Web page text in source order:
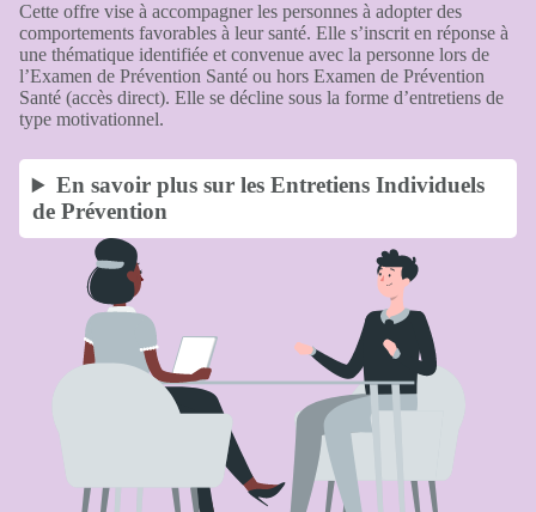
Cette offre vise à accompagner les personnes à adopter des
comportements favorables à leur santé. Elle s’inscrit en réponse à
une thématique identifiée et convenue avec la personne lors de
l’Examen de Prévention Santé ou hors Examen de Prévention
Santé (accès direct). Elle se décline sous la forme d’entretiens de
type motivationnel.
En savoir plus sur les Entretiens Individuels
de Prévention